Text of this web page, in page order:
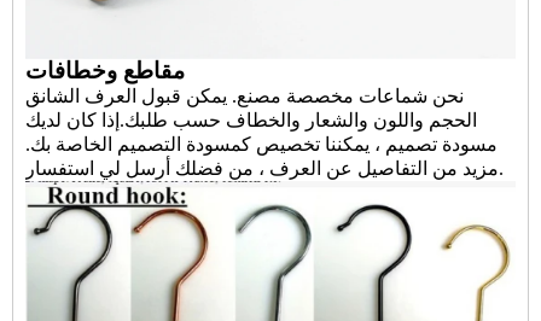
مقاطع وخطافات
نحن شماعات مخصصة مصنع. يمكن قبول العرف الشانق
الحجم واللون والشعار والخطاف حسب طلبك.إذا كان لديك
مسودة تصميم ، يمكننا تخصيص كمسودة التصميم الخاصة بك.
مزيد من التفاصيل عن العرف ، من فضلك أرسل لي استفسار.